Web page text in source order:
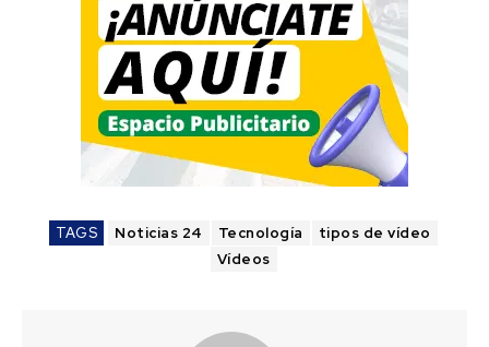
TAGS Noticias 24 Tecnología
tipos de vídeo
Vídeos